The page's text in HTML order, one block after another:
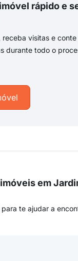
rápido e
receba visitas e
durante todo o
em
te ajudar a